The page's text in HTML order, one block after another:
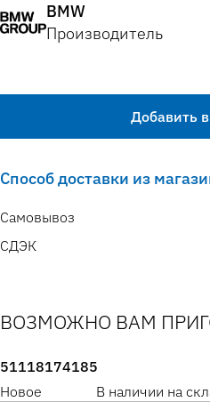
BMW
Производитель
Добавить
Способ доставки из
Самовывоз
СДЭК
ВОЗМОЖНО ВАМ
51118174185
Новое
В наличии на